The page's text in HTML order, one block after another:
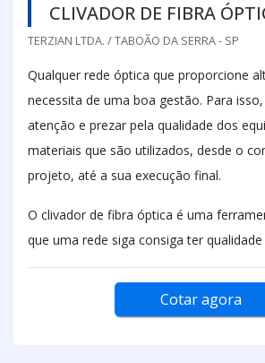
CLIVADOR DE FIBRA
TERZIAN LTDA. / TABOÃO DA SERRA - SP
Qualquer rede óptica que proporcione
necessita de uma boa gestão. Para
atenção e prezar pela qualidade dos
materiais que são utilizados, desde o
projeto, até a sua execução final.
O clivador de fibra óptica é uma
que uma rede siga consiga ter
Cotar agora